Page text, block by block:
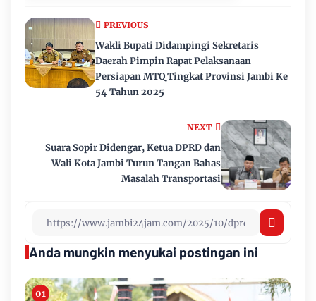
NEXT
Suara Sopir Didengar, Ketua DPRD dan
Wali Kota Jambi Turun Tangan Bahas
Masalah Transportasi
PREVIOUS
Wakli Bupati Didampingi Sekretaris
Daerah Pimpin Rapat Pelaksanaan
Persiapan MTQ Tingkat Provinsi Jambi Ke
54 Tahun 2025
Anda mungkin menyukai postingan ini